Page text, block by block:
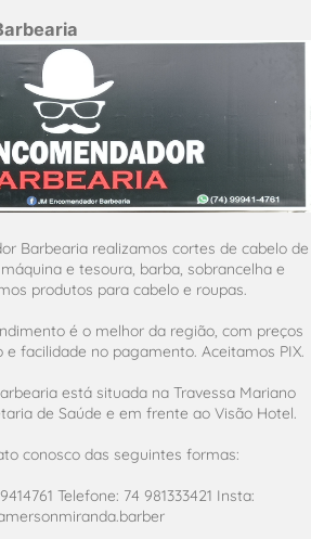
Barbearia realizamos cortes de cabelo de
e tesoura, barba, sobrancelha e
produtos para cabelo e roupas.
é o melhor da região, com preços
facilidade no pagamento. Aceitamos PIX.
está situada na Travessa Mariano
de Saúde e em frente ao Visão Hotel.
conosco das seguintes formas:
Telefone: 74 981333421 Insta: